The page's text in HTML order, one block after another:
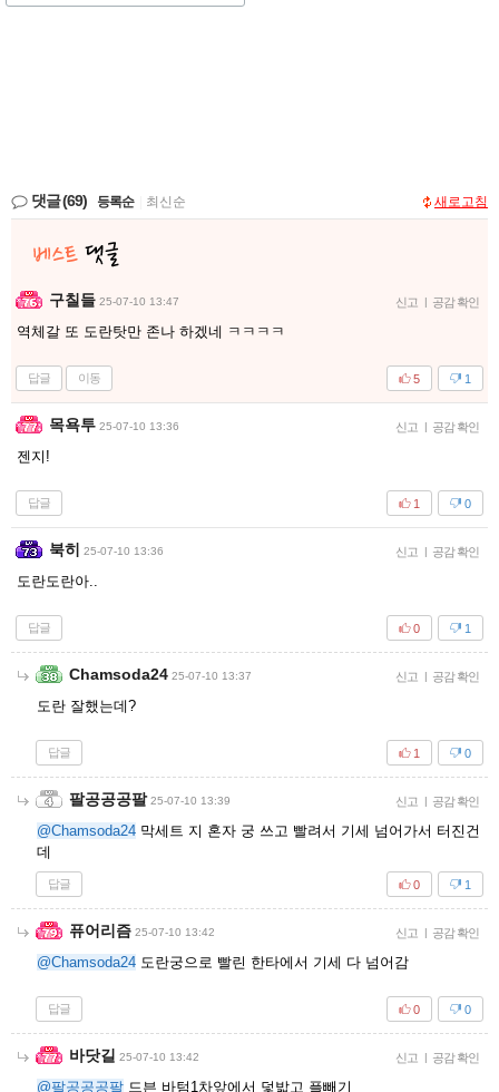
댓글(69) 등록순 최신순 새로고침
구칠들 25-07-10 13:47 신고 공감 확인
역체갈 또 도란탓만 존나 하겠네 ㅋㅋㅋㅋ
답글 이동 1
5
목욕투 25-07-10 13:36 신고 공감 확인
젠지!
답글 0
1
북히 25-07-10 13:36 신고 공감 확인
도란도란아..
답글 1
0
Chamsoda24 25-07-10 13:37 신고 공감 확인
도란 잘했는데?
답글 0
1
팔공공공팔 25-07-10 13:39 신고 공감 확인
@Chamsoda24 막세트 지 혼자 궁 쓰고 빨려서 기세 넘어가서 터진건
데
답글 1
0
퓨어리즘 25-07-10 13:42 신고 공감 확인
@Chamsoda24 도란궁으로 빨린 한타에서 기세 다 넘어감
답글 0
0
바닷길 25-07-10 13:42 신고 공감 확인
@팔공공공팔 드븐 바텀1차앞에서 덫밟고 플빼기